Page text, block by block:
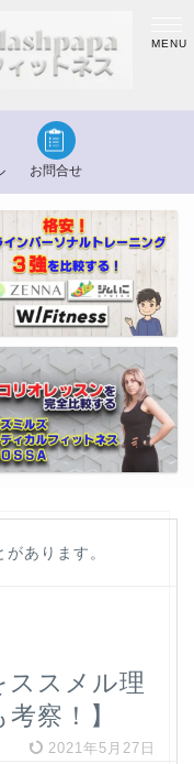
お問合せ
あります。
ススメル理
察！】
2021年5月27日